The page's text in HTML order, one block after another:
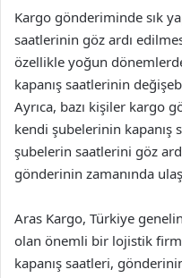
Kargo gönderiminde sık
saatlerinin göz ardı
özellikle yoğun
kapanış saatlerinin
Ayrıca, bazı kişiler kargo
kendi şubelerinin
şubelerin saatlerini göz
gönderinin zamanında
Aras Kargo, Türkiye
olan önemli bir lojistik
kapanış saatleri,